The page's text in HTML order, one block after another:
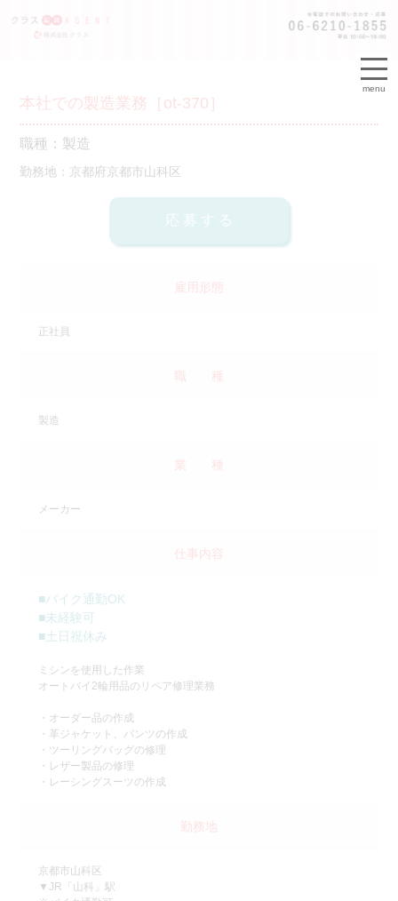
menu
本社での製造業務［ot-370］
職種：製造
勤務地：京都府京都市山科区
雇用形態
正社員
職 種
製造
業 種
メーカー
仕事内容
■バイク通勤OK
■未経験可
■土日祝休み
ミシンを使用した作業
オートバイ2輪用品のリペア修理業務
・オーダー品の作成
・革ジャケット、パンツの作成
・ツーリングバッグの修理
・レザー製品の修理
・レーシングスーツの作成
勤務地
京都市山科区
▼JR「山科」駅